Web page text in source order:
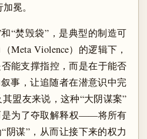
冕。
“焚毁袋”，是典型的制造可
Meta Violence）的逻辑下，
能支撑指控，而是在于能否
事，让追随者在潜意识中完
盟友来说，这种“大阴谋案”
是为了夺取解释权——将所有
阴谋”，从而让接下来的权力